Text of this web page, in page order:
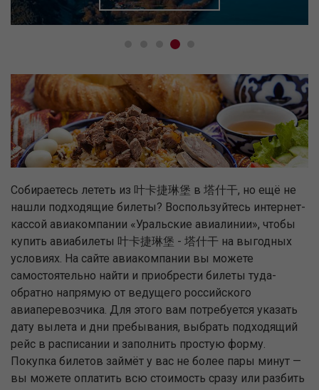
Собираетесь лететь из 叶卡捷琳堡 в 塔什干, но ещё не
нашли подходящие билеты? Воспользуйтесь интернет-
кассой авиакомпании «Уральские авиалинии», чтобы
купить авиабилеты 叶卡捷琳堡 - 塔什干 на выгодных
условиях. На сайте авиакомпании вы можете
самостоятельно найти и приобрести билеты туда-
обратно напрямую от ведущего российского
авиаперевозчика. Для этого вам потребуется указать
дату вылета и дни пребывания, выбрать подходящий
рейс в расписании и заполнить простую форму.
Покупка билетов займёт у вас не более пары минут —
вы можете оплатить всю стоимость сразу или разбить